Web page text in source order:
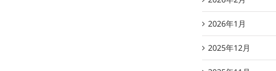
2026年1月
2025年12月